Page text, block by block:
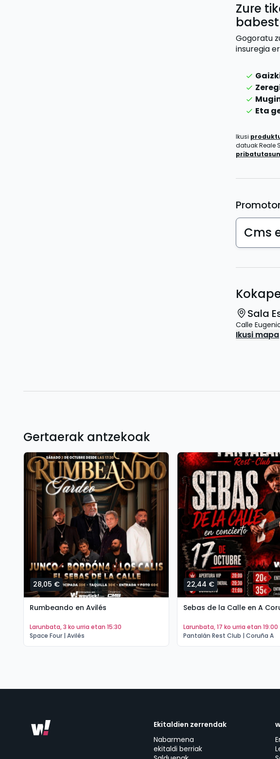
Zure
Gogoratu
insuregia
Eta
Ikusi
datuak Reale
Cms
Sala
Calle
Ikusi mapa
Gertaerak antzekoak
28,05 €
Rumbeando en Avilés
larunbata, 3 ko urria etan 15:30
Space Four | Avilés
22,44 €
Sebas de la Calle en A
larunbata, 17 ko urria etan 19:00
Pantalán Rest Club | Coruña A
Ekitaldien zerrendak
Nabarmena
ekitaldi berriak